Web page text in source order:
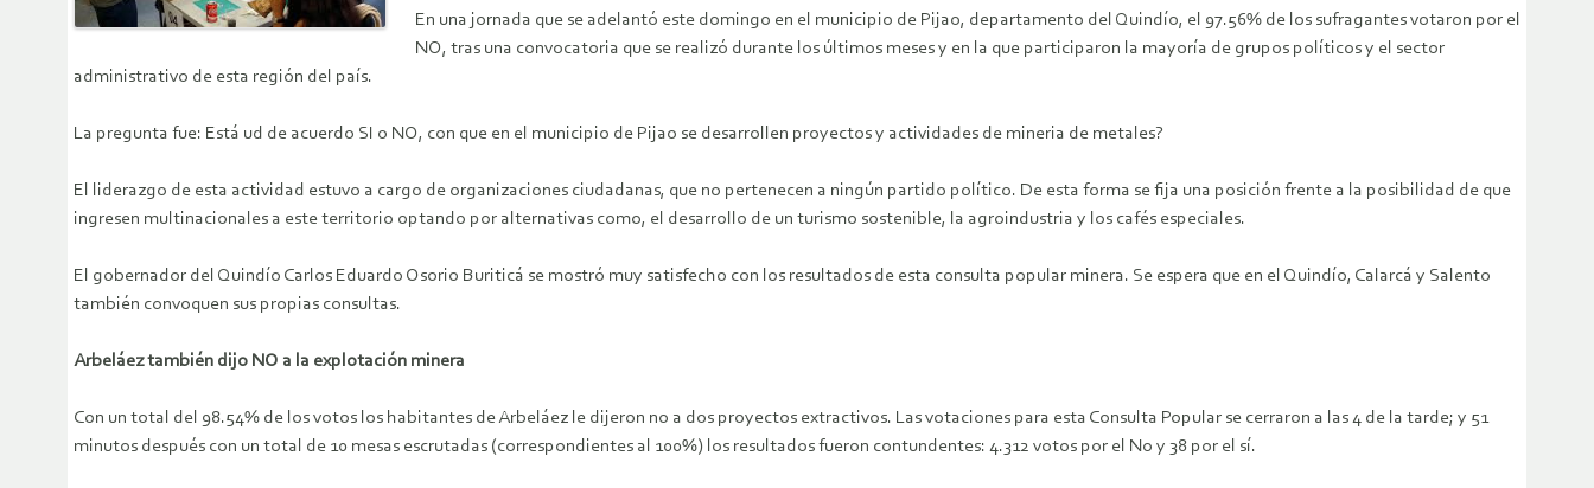
En una jornada que se adelantó este domingo en el municipio de Pijao, departamento del Quindío, el 97.56% de los sufragantes votaron por el
NO, tras una convocatoria que se realizó durante los últimos meses y en la que participaron la mayoría de grupos políticos y el sector
administrativo de esta región del país.
La pregunta fue: Está ud de acuerdo SI o NO, con que en el municipio de Pijao se desarrollen proyectos y actividades de mineria de metales?
El liderazgo de esta actividad estuvo a cargo de organizaciones ciudadanas, que no pertenecen a ningún partido político. De esta forma se fija una posición frente a la posibilidad de que
ingresen multinacionales a este territorio optando por alternativas como, el desarrollo de un turismo sostenible, la agroindustria y los cafés especiales.
El gobernador del Quindío Carlos Eduardo Osorio Buriticá se mostró muy satisfecho con los resultados de esta consulta popular minera. Se espera que en el Quindío, Calarcá y Salento
también convoquen sus propias consultas.
Arbeláez también dijo NO a la explotación minera
Con un total del 98.54% de los votos los habitantes de Arbeláez le dijeron no a dos proyectos extractivos. Las votaciones para esta Consulta Popular se cerraron a las 4 de la tarde; y 51
minutos después con un total de 10 mesas escrutadas (correspondientes al 100%) los resultados fueron contundentes: 4.312 votos por el No y 38 por el sí.